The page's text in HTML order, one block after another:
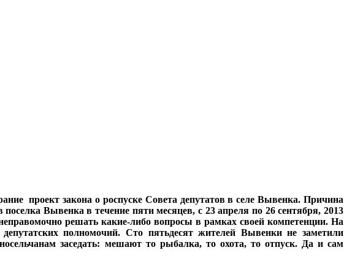
проект закона о роспуске Совета депутатов в селе Вывенка. Причина
Вывенка в течение пяти месяцев, с 23 апреля по 26 сентября, 2013
решать какие-либо вопросы в рамках своей компетенции. На
полномочий. Сто пятьдесят жителей Вывенки не заметили
заседать: мешают то рыбалка, то охота, то отпуск. Да и сам